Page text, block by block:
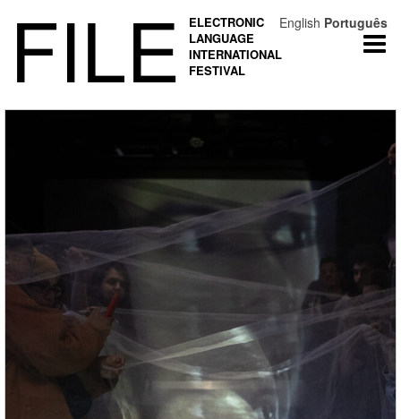
FILE
ELECTRONIC
LANGUAGE
INTERNATIONAL
FESTIVAL
English Português